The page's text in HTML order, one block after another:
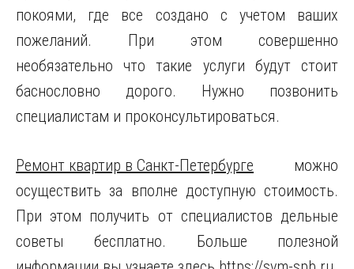
покоями, где все создано с учетом ваших
пожеланий. При этом совершенно
необязательно что такие услуги будут стоит
баснословно дорого. Нужно позвонить
специалистам и проконсультироваться.
Ремонт квартир в Санкт-Петербурге можно
осуществить за вполне доступную стоимость.
При этом получить от специалистов дельные
советы бесплатно. Больше полезной